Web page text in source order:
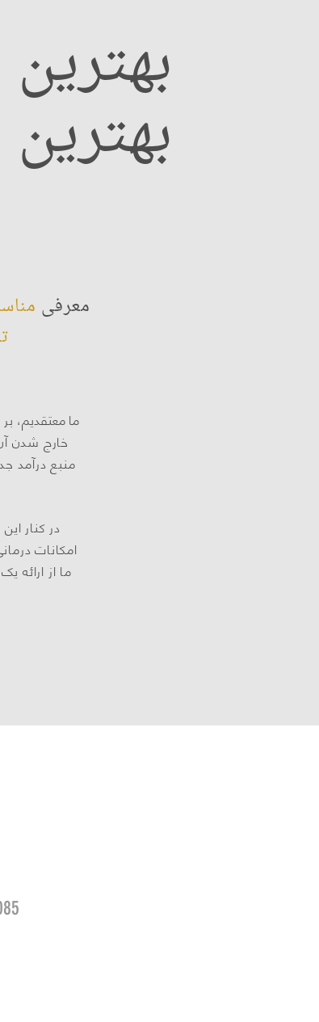
بهترین
بهترین
معرفی
ما معتقدیم،
خارج شدن
منبع درآمد
در کنار
امکانات
ما از